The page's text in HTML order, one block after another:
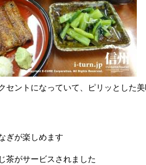
セントになっていて、ピリッとした
ぎが楽しめます
茶がサービスされました